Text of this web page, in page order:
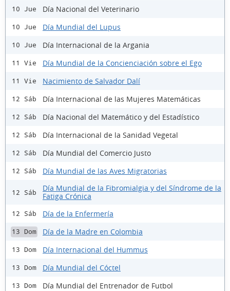
10 Jue Día Nacional del Veterinario
10 Jue Día Mundial del Lupus
10 Jue Día Internacional de la Argania
11 Vie Día Mundial de la Concienciación sobre el Ego
11 Vie Nacimiento de Salvador Dalí
12 Sáb Día Internacional de las Mujeres Matemáticas
12 Sáb Día Nacional del Matemático y del Estadístico
12 Sáb Día Internacional de la Sanidad Vegetal
12 Sáb Día Mundial del Comercio Justo
12 Sáb Día Mundial de las Aves Migratorias
12 Sáb
Día Mundial de la Fibromialgia y del Síndrome de la
Fatiga Crónica
12 Sáb Día de la Enfermería
13 Dom Día de la Madre en Colombia
13 Dom Día Internacional del Hummus
13 Dom Día Mundial del Cóctel
13 Dom Día Mundial del Entrenador de Futbol